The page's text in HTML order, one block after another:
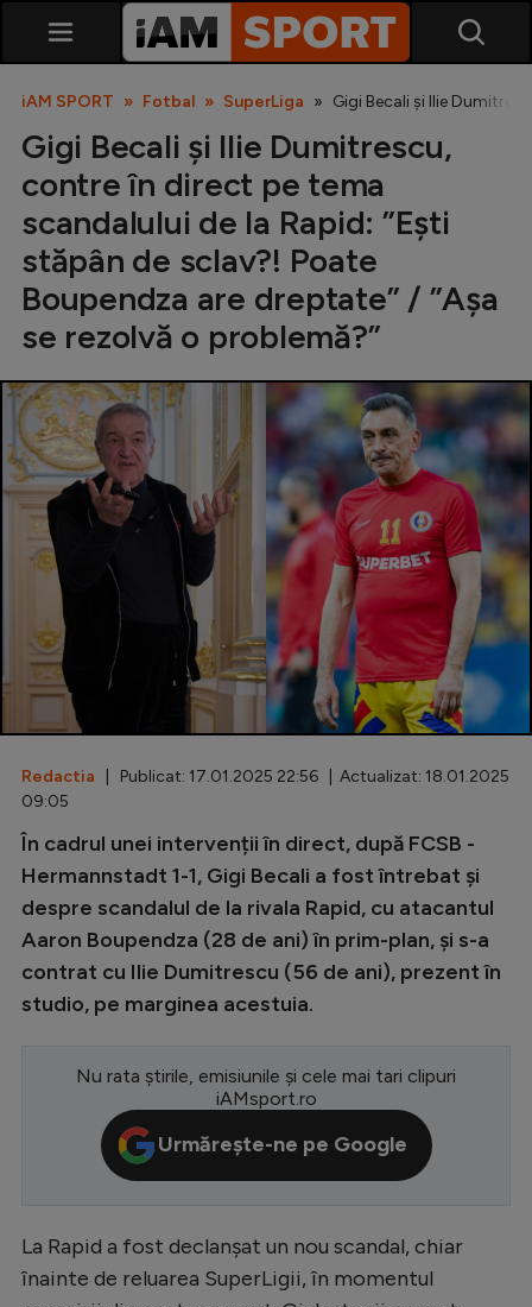
SuperLiga
Liga 2
Cupa României
Echipa Națională
U21
Fotbal feminin
Special
Diverse
Inedit
Clasamente
Champions League
Europa League
Conference League
CM 2026
Premier League
Bundesliga
Ligue 1
Starurile fotbalului
iAM SPORT Fotbal SuperLiga Gigi Becali și Ilie
Gigi Becali și Ilie Dumitrescu,
contre în direct pe tema
scandalului de la Rapid: ”Ești
stăpân de sclav?! Poate
Boupendza are dreptate” / ”Așa
se rezolvă o problemă?”
Redactia | Publicat: 17.01.2025 22:56 | Actualizat: 18.01.2025
09:05
În cadrul unei intervenții în direct, după FCSB -
Hermannstadt 1-1, Gigi Becali a fost întrebat și
despre scandalul de la rivala Rapid, cu atacantul
Aaron Boupendza (28 de ani) în prim-plan, și s-a
contrat cu Ilie Dumitrescu (56 de ani), prezent în
studio, pe marginea acestuia.
Nu rata știrile, emisiunile și cele mai tari clipuri
iAMsport.ro
Urmărește-ne pe Google
La Rapid a fost declanșat un nou scandal, chiar
înainte de reluarea SuperLigii, în momentul